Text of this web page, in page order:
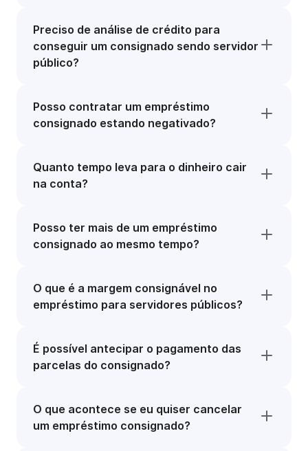
Preciso de análise de crédito para
conseguir um consignado sendo servidor
público?
Posso contratar um empréstimo
consignado estando negativado?
Quanto tempo leva para o dinheiro cair
na conta?
Posso ter mais de um empréstimo
consignado ao mesmo tempo?
O que é a margem consignável no
empréstimo para servidores públicos?
É possível antecipar o pagamento das
parcelas do consignado?
O que acontece se eu quiser cancelar
um empréstimo consignado?